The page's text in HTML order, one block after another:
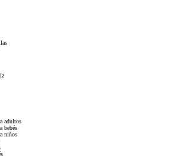
adultos
bebés
niños